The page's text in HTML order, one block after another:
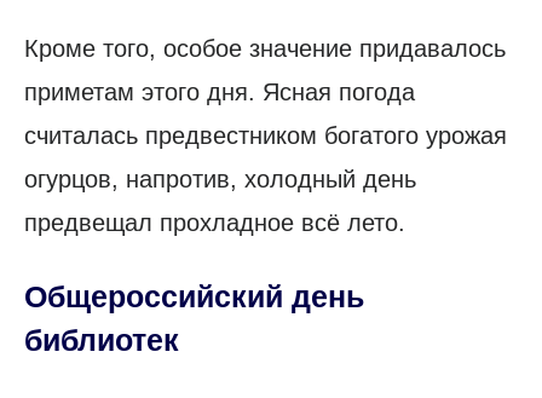
Кроме того, особое значение придавалось
приметам этого дня. Ясная погода
считалась предвестником богатого урожая
огурцов, напротив, холодный день
предвещал прохладное всё лето.
Общероссийский день
библиотек